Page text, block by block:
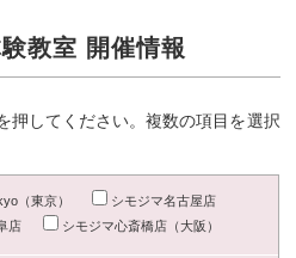
教室 開催情報
押してください。複数の項目を選択
（東京）
シモジマ名古屋店
店
シモジマ心斎橋店（大阪）